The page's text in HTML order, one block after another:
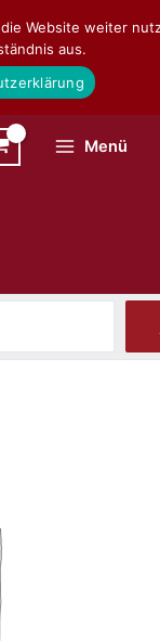
Menü
Website weiter
aus.